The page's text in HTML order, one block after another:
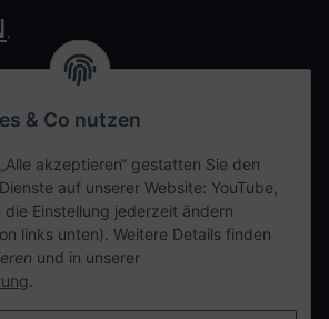
.
Besuch. Bitte beachtet die
& Co nutzen
akzeptieren“ gestatten Sie den
auf unserer Website: YouTube,
die Einstellung jederzeit ändern
links unten). Weitere Details finden
und in unserer
.